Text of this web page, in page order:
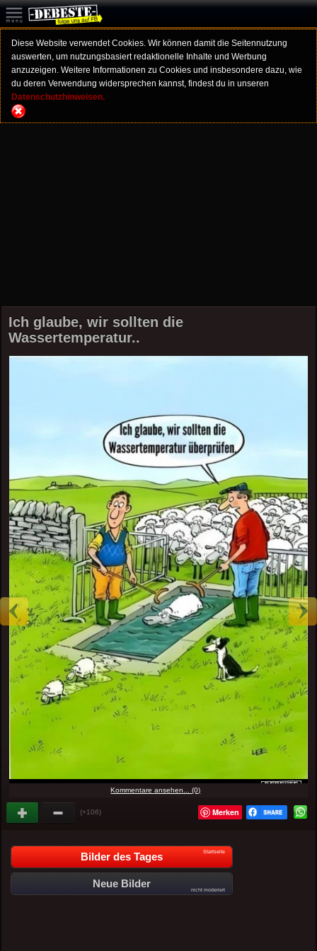
Diese Website verwendet Cookies. Wir können damit die Seitennutzung
auswerten, um nutzungsbasiert redaktionelle Inhalte und Werbung
anzuzeigen. Weitere Informationen zu Cookies und insbesondere dazu, wie
du deren Verwendung widersprechen kannst, findest du in unseren
Datenschutzhinweisen.
Ich glaube, wir sollten die
Wassertemperatur..
Kommentare ansehen... (0)
(+106) Merken
Bilder des Tages Startseite
Neue Bilder
nicht moderiert